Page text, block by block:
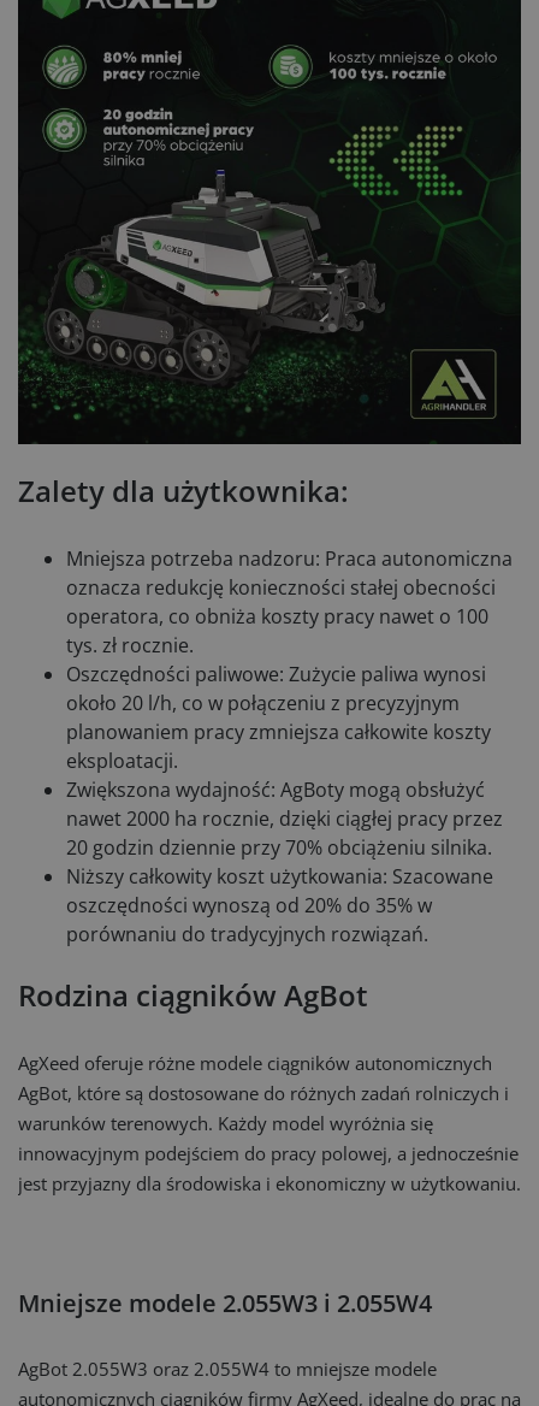
Zalety dla użytkownika:
Mniejsza potrzeba nadzoru: Praca autonomiczna
oznacza redukcję konieczności stałej obecności
operatora, co obniża koszty pracy nawet o 100
tys. zł rocznie.
Oszczędności paliwowe: Zużycie paliwa wynosi
około 20 l/h, co w połączeniu z precyzyjnym
planowaniem pracy zmniejsza całkowite koszty
eksploatacji.
Zwiększona wydajność: AgBoty mogą obsłużyć
nawet 2000 ha rocznie, dzięki ciągłej pracy przez
20 godzin dziennie przy 70% obciążeniu silnika.
Niższy całkowity koszt użytkowania: Szacowane
oszczędności wynoszą od 20% do 35% w
porównaniu do tradycyjnych rozwiązań.
Rodzina ciągników AgBot
AgXeed oferuje różne modele ciągników autonomicznych
AgBot, które są dostosowane do różnych zadań rolniczych i
warunków terenowych. Każdy model wyróżnia się
innowacyjnym podejściem do pracy polowej, a jednocześnie
jest przyjazny dla środowiska i ekonomiczny w użytkowaniu.
Mniejsze modele 2.055W3 i 2.055W4
AgBot 2.055W3 oraz 2.055W4 to mniejsze modele
autonomicznych ciągników firmy AgXeed, idealne do prac na